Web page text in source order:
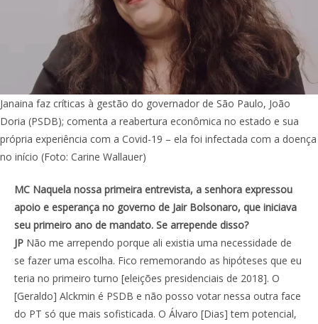
Janaina faz críticas à gestão do governador de São Paulo, João
Doria (PSDB); comenta a reabertura econômica no estado e sua
própria experiência com a Covid-19 – ela foi infectada com a doença
no início (Foto: Carine Wallauer)
MC Naquela nossa primeira entrevista, a senhora expressou
apoio e esperança no governo de Jair Bolsonaro, que iniciava
seu primeiro ano de mandato. Se arrepende disso?
JP Não me arrependo porque ali existia uma necessidade de
se fazer uma escolha. Fico rememorando as hipóteses que eu
teria no primeiro turno [eleições presidenciais de 2018]. O
[Geraldo] Alckmin é PSDB e não posso votar nessa outra face
do PT só que mais sofisticada. O Álvaro [Dias] tem potencial,